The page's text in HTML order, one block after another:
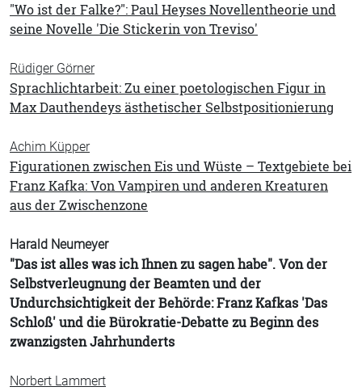
"Wo ist der Falke?": Paul Heyses Novellentheorie und
seine Novelle 'Die Stickerin von Treviso'
Rüdiger Görner
Sprachlichtarbeit: Zu einer poetologischen Figur in
Max Dauthendeys ästhetischer Selbstpositionierung
Achim Küpper
Figurationen zwischen Eis und Wüste – Textgebiete bei
Franz Kafka: Von Vampiren und anderen Kreaturen
aus der Zwischenzone
Harald Neumeyer
"Das ist alles was ich Ihnen zu sagen habe". Von der
Selbstverleugnung der Beamten und der
Undurchsichtigkeit der Behörde: Franz Kafkas 'Das
Schloß' und die Bürokratie-Debatte zu Beginn des
zwanzigsten Jahrhunderts
Norbert Lammert